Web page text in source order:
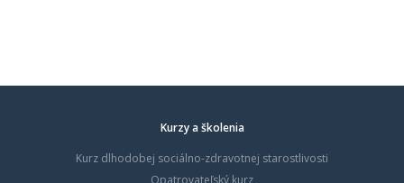
Kurzy a školenia
Kurz dlhodobej sociálno-zdravotnej starostlivosti